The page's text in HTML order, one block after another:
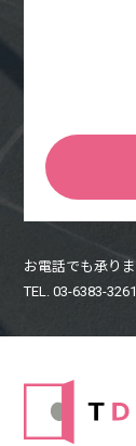
お電話でも承り
TEL. 03-6383-